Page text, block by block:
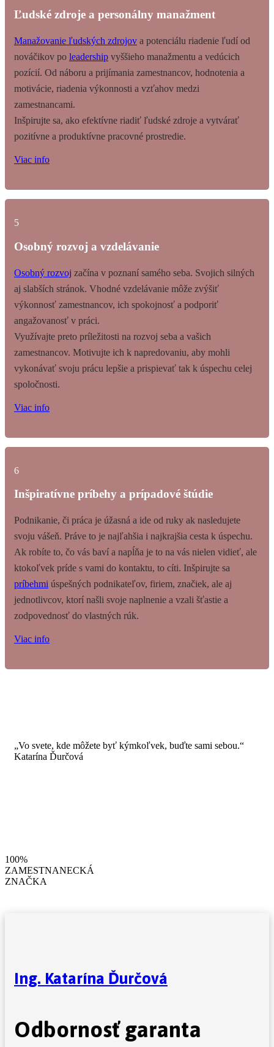
Ľudské zdroje a personálny manažment
Manažovanie ľudských zdrojov a potenciálu riadenie ľudí od
nováčikov po leadership vyššieho manažmentu a vedúcich
pozícií. Od náboru a prijímania zamestnancov, hodnotenia a
motivácie, riadenia výkonnosti a vzťahov medzi
zamestnancami.
Inšpirujte sa, ako efektívne riadiť ľudské zdroje a vytvárať
pozitívne a produktívne pracovné prostredie.
Viac info
5
Osobný rozvoj a vzdelávanie
Osobný rozvoj začína v poznaní samého seba. Svojich silných
aj slabších stránok. Vhodné vzdelávanie môže zvýšiť
výkonnosť zamestnancov, ich spokojnosť a podporiť
angažovanosť v práci.
Využívajte preto príležitosti na rozvoj seba a vašich
zamestnancov. Motivujte ich k napredovaniu, aby mohli
vykonávať svoju prácu lepšie a prispievať tak k úspechu celej
spoločnosti.
Viac info
6
Inšpiratívne príbehy a prípadové štúdie
Podnikanie, či práca je úžasná a ide od ruky ak nasledujete
svoju vášeň. Práve to je najľahšia i najkrajšia cesta k úspechu.
Ak robíte to, čo vás baví a napĺňa je to na vás nielen vidieť, ale
ktokoľvek príde s vami do kontaktu, to cíti. Inšpirujte sa
príbehmi úspešných podnikateľov, firiem, značiek, ale aj
jednotlivcov, ktorí našli svoje naplnenie a vzali šťastie a
zodpovednosť do vlastných rúk.
Viac info
„Vo svete, kde môžete byť kýmkoľvek, buďte sami sebou.“
Katarína Ďurčová
100%
ZAMESTNANECKÁ
ZNAČKA
Ing. Katarína Ďurčová
Odbornosť garanta